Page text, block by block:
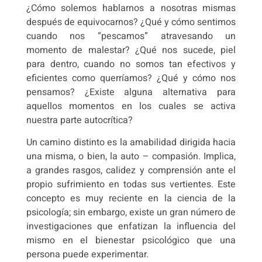
¿Cómo solemos hablarnos a nosotras mismas
después de equivocarnos? ¿Qué y cómo sentimos
cuando nos “pescamos” atravesando un
momento de malestar? ¿Qué nos sucede, piel
para dentro, cuando no somos tan efectivos y
eficientes como querríamos? ¿Qué y cómo nos
pensamos? ¿Existe alguna alternativa para
aquellos momentos en los cuales se activa
nuestra parte autocrítica?
Un camino distinto es la amabilidad dirigida hacia
una misma, o bien, la auto – compasión. Implica,
a grandes rasgos, calidez y comprensión ante el
propio sufrimiento en todas sus vertientes. Este
concepto es muy reciente en la ciencia de la
psicología; sin embargo, existe un gran número de
investigaciones que enfatizan la influencia del
mismo en el bienestar psicológico que una
persona puede experimentar.